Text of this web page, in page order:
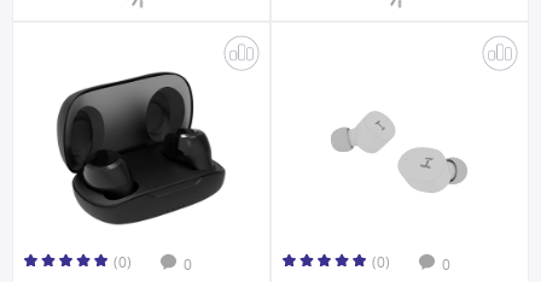
(0) 0 (0) 0